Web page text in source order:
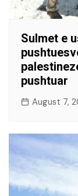
Sulmet e
pushtuar
August 7,